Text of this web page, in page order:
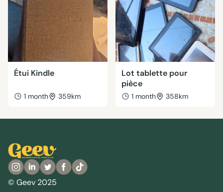
Étui Kindle
1 month 359km
Lot tablette pour
pièce
1 month 358km
© Geev 2025